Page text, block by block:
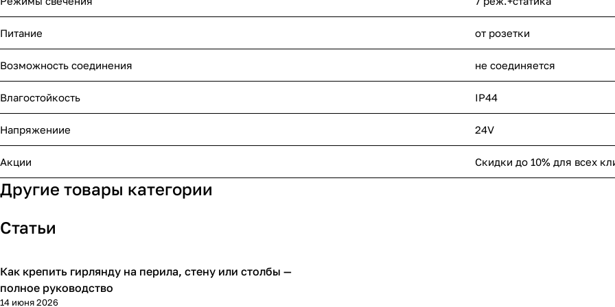
Питание от розетки
Возможность соединения не соединяется
Влагостойкость IP44
Напряжениие 24V
Акции Скидки до 10% для всех
Другие товары категории
Статьи
Гирлянды
Как крепить гирлянду на перила, стену или столбы —
полное руководство
14 июня 2026